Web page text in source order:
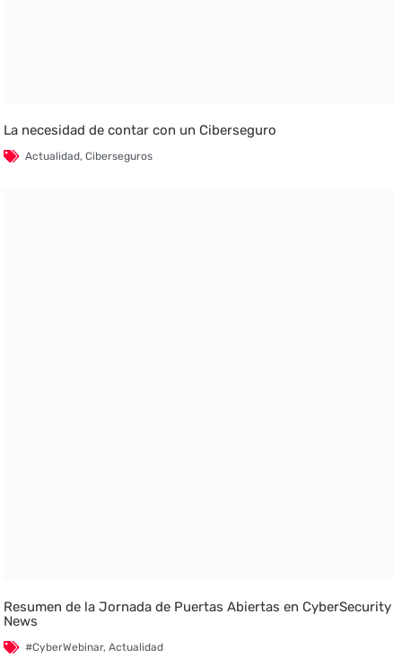
La necesidad de contar con un Ciberseguro
Actualidad,Ciberseguros
Resumen de la Jornada de Puertas Abiertas en CyberSecurity
News
#CyberWebinar,Actualidad